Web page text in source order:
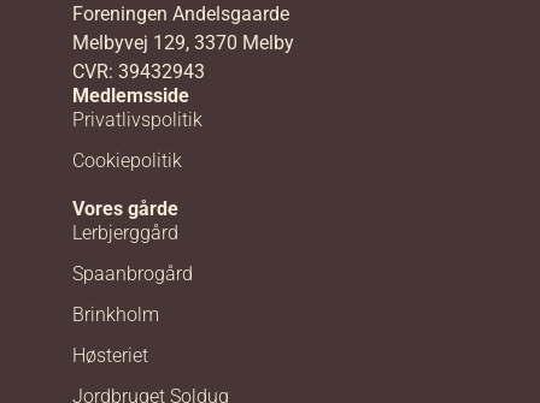
Foreningen Andelsgaarde
Melbyvej 129, 3370 Melby
CVR: 39432943
Medlemsside
Privatlivspolitik
Cookiepolitik
Vores gårde
Lerbjerggård
Spaanbrogård
Brinkholm
Høsteriet
Jordbruget Soldug